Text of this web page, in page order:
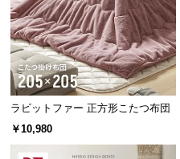
業
情
報
アクセントをつけるモ
ヘッドとフットボード部
アクセントをつけ、クラ
のお部屋に仕上げます。
ラビットファー 正方形こたつ布団
￥10,980